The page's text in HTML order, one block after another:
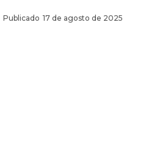
Publicado 17 de agosto de 2025